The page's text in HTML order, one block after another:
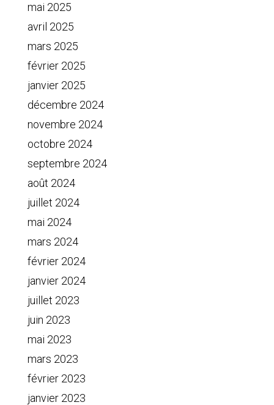
mai 2025
avril 2025
mars 2025
février 2025
janvier 2025
décembre 2024
novembre 2024
octobre 2024
septembre 2024
août 2024
juillet 2024
mai 2024
mars 2024
février 2024
janvier 2024
juillet 2023
juin 2023
mai 2023
mars 2023
février 2023
janvier 2023